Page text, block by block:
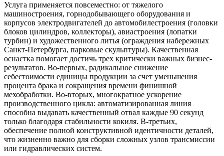
Услуга применяется повсеместно: от тяжелого
машиностроения, горнодобывающего оборудования и
корпусов электродвигателей до автомобилестроения (головки
блоков цилиндров, коллекторы), авиастроения (лопатки
турбин) и художественного литья (ограждения набережных
Санкт-Петербурга, парковые скульптуры). Качественная
оснастка помогает достичь трех критически важных бизнес-
результатов. Во-первых, радикальное снижение
себестоимости единицы продукции за счет уменьшения
процента брака и сокращения времени финишной
мехобработки. Во-вторых, многократное ускорение
производственного цикла: автоматизированная линия
способна выдавать качественный отвал каждые 90 секунд
только благодаря стабильности кокиля. В-третьих,
обеспечение полной конструктивной идентичности деталей,
что жизненно важно для сборки сложных узлов трансмиссии
или гидравлических систем.